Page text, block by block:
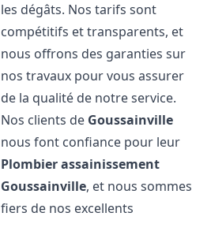
les dégâts. Nos tarifs sont
compétitifs et transparents, et
nous offrons des garanties sur
nos travaux pour vous assurer
de la qualité de notre service.
Nos clients de Goussainville
nous font confiance pour leur
Plombier assainissement
Goussainville, et nous sommes
fiers de nos excellents